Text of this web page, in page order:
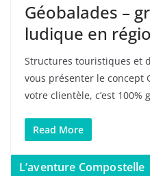
Géobalades –
ludique en
Structures touristiques et
vous présenter le concept
votre clientèle, c’est 100%
Read More
L’aventure Compostelle